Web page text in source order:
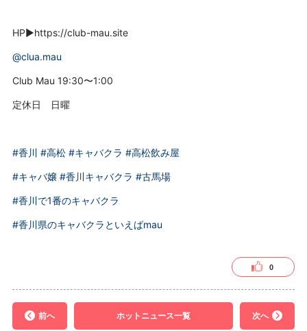
HP▶️https://club-mau.site
@clua.mau
Club Mau 19:30〜1:00
定休日 日曜
#香川 #高松 #キャバクラ #高松飲み屋
#キャバ嬢 #香川キャバクラ #古馬場
#香川で1番のキャバクラ
#香川県のキャバクラといえばmau
0
前へ ホットニュース一覧 次へ